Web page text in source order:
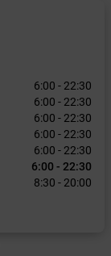
6:00 - 22:30
6:00 - 22:30
6:00 - 22:30
6:00 - 22:30
6:00 - 22:30
6:00 - 22:30
8:30 - 20:00